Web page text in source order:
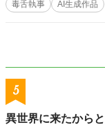
毒舌執事
AI生成作品
5
異世界に来たから